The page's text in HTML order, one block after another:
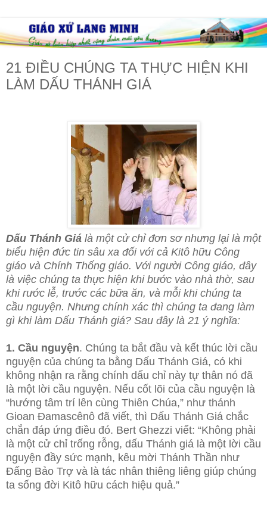
21 ĐIỀU CHÚNG TA THỰC HIỆN KHI
LÀM DẤU THÁNH GIÁ
Dấu Thánh Giá là một cử chỉ đơn sơ nhưng lại là một
biểu hiện đức tin sâu xa đối với cả Kitô hữu Công
giáo và Chính Thống giáo. Với người Công giáo, đây
là việc chúng ta thực hiện khi bước vào nhà thờ, sau
khi rước lễ, trước các bữa ăn, và mỗi khi chúng ta
cầu nguyện. Nhưng chính xác thì chúng ta đang làm
gì khi làm Dấu Thánh giá? Sau đây là 21 ý nghĩa:
1. Cầu nguyện. Chúng ta bắt đầu và kết thúc lời cầu
nguyện của chúng ta bằng Dấu Thánh Giá, có khi
không nhận ra rằng chính dấu chỉ này tự thân nó đã
là một lời cầu nguyện. Nếu cốt lõi của cầu nguyện là
“hướng tâm trí lên cùng Thiên Chúa,” như thánh
Gioan Đamascênô đã viết, thì Dấu Thánh Giá chắc
chắn đáp ứng điều đó. Bert Ghezzi viết: “Không phải
là một cử chỉ trống rỗng, dấu Thánh giá là một lời cầu
nguyện đầy sức mạnh, kêu mời Thánh Thần như
Đấng Bảo Trợ và là tác nhân thiêng liêng giúp chúng
ta sống đời Kitô hữu cách hiệu quả.”